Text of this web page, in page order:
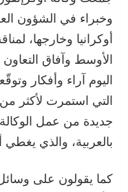
وخبراء في الشؤون
أوكرانيا وخارجها،
الأوسط وآفاق
اليوم آراء وأفكار
التي استمرت لأكثر
جديدة من عمل
بالعربية، والذي يغطي أكثر من
كما يقولون على